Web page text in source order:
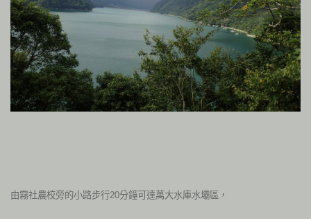
由霧社農校旁的小路步行20分鐘可達萬大水庫水壩區，